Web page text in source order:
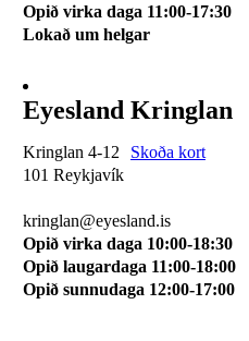
Opið virka daga 11:00-17:30
Lokað um helgar
Eyesland Kringlan
Kringlan 4-12
Skoða kort
101 Reykjavík
kringlan@eyesland.is
Opið virka daga 10:00-18:30
Opið laugardaga 11:00-18:00
Opið sunnudaga 12:00-17:00